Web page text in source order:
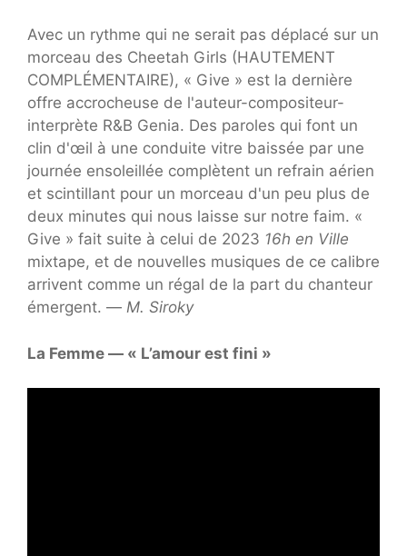
Avec un rythme qui ne serait pas déplacé sur un
morceau des Cheetah Girls (HAUTEMENT
COMPLÉMENTAIRE), « Give » est la dernière
offre accrocheuse de l'auteur-compositeur-
interprète R&B Genia. Des paroles qui font un
clin d'œil à une conduite vitre baissée par une
journée ensoleillée complètent un refrain aérien
et scintillant pour un morceau d'un peu plus de
deux minutes qui nous laisse sur notre faim. «
Give » fait suite à celui de 2023 16h en Ville
mixtape, et de nouvelles musiques de ce calibre
arrivent comme un régal de la part du chanteur
émergent. — M. Siroky
La Femme — « L’amour est fini »